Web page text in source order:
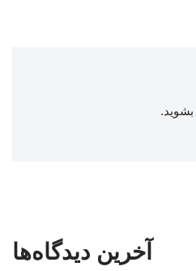
بشوید.
آخرین دیدگاه‌ها